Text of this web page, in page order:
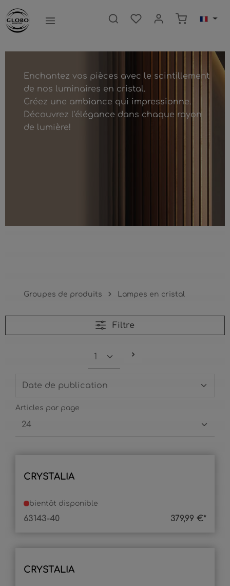
principal Le panier
Enchantez vos pièces avec le scintillement
de nos luminaires en cristal.
Créez une ambiance qui impressionne.
Découvrez l'élégance dans chaque rayon
de lumière!
Groupes de produits Lampes en cristal
Filtre
Articles par page
CRYSTALIA
63143-40
bientôt disponible
379,99 €*
CRYSTALIA